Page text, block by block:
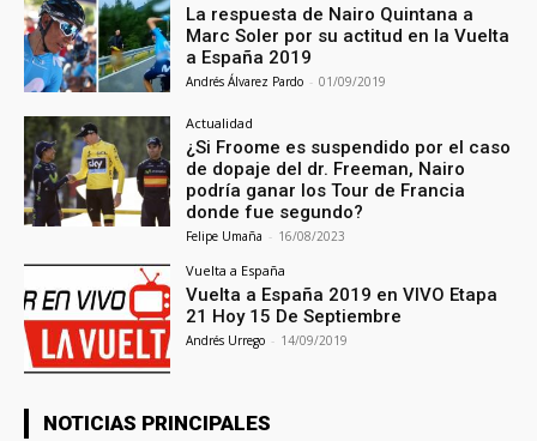
La respuesta de Nairo Quintana a
Marc Soler por su actitud en la Vuelta
a España 2019
Andrés Álvarez Pardo - 01/09/2019
Actualidad
¿Si Froome es suspendido por el caso
de dopaje del dr. Freeman, Nairo
podría ganar los Tour de Francia
donde fue segundo?
Felipe Umaña - 16/08/2023
Vuelta a España
Vuelta a España 2019 en VIVO Etapa
21 Hoy 15 De Septiembre
Andrés Urrego - 14/09/2019
NOTICIAS PRINCIPALES